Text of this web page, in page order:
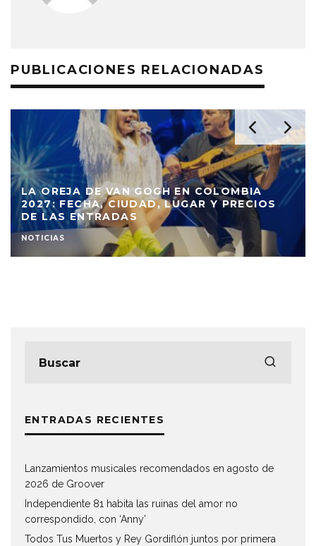
PUBLICACIONES RELACIONADAS
LA OREJA DE VAN GOGH EN COLOMBIA
2027: FECHA, CIUDAD, LUGAR Y PRECIOS
DE LAS ENTRADAS
NOTICIAS
ENTRADAS RECIENTES
Lanzamientos musicales recomendados en agosto de
2026 de Groover
Independiente 81 habita las ruinas del amor no
correspondido, con ‘Anny’
Todos Tus Muertos y Rey Gordiflón juntos por primera